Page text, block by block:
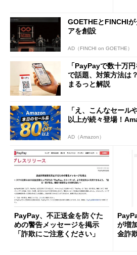
GOETHEとFINCHI
アを創設
AD（FINCHI on GOETHE）
「PayPayで数十万
で話題、対策方法は
まるっと解説
「え、こんなセール
以上が続々登場！
AD（Amazon）
PayPay、不正送金を防ぐた
めの警告メッセージを掲示
「詐欺にご注意ください」
が増
金詐